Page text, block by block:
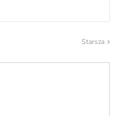
Starsza